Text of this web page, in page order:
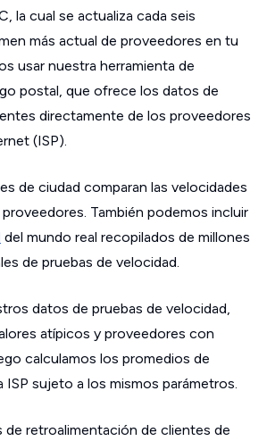
la cual se actualiza cada seis
más actual de proveedores en tu
usar nuestra herramienta de
postal, que ofrece los datos de
directamente de los proveedores
(ISP).
de ciudad comparan las velocidades
También podemos incluir
del mundo real recopilados de millones
de pruebas de velocidad.
datos de pruebas de velocidad,
atípicos y proveedores con
calculamos los promedios de
ISP sujeto a los mismos parámetros.
de retroalimentación de clientes de